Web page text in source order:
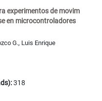
experimentos de movim
en microcontroladores
G., Luis Enrique
318